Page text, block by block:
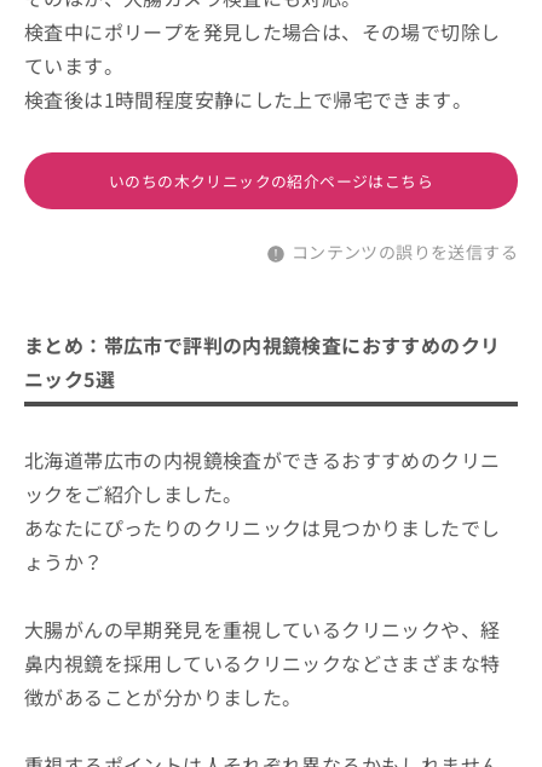
検査中にポリープを発見した場合は、その場で切除し
ています。
検査後は1時間程度安静にした上で帰宅できます。
いのちの木クリニックの紹介ページはこちら
コンテンツの誤りを送信する
まとめ：帯広市で評判の内視鏡検査におすすめのクリ
ニック5選
北海道帯広市の内視鏡検査ができるおすすめのクリニ
ックをご紹介しました。
あなたにぴったりのクリニックは見つかりましたでし
ょうか？
大腸がんの早期発見を重視しているクリニックや、経
鼻内視鏡を採用しているクリニックなどさまざまな特
徴があることが分かりました。